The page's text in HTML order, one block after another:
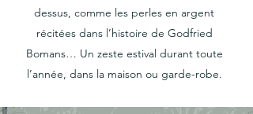
dessus, comme les perles en argent
récitées dans l’histoire de Godfried
Bomans… Un zeste estival durant toute
l’année, dans la maison ou garde-robe.